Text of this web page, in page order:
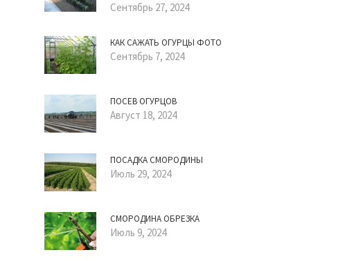
Сентябрь 27, 2024
КАК САЖАТЬ ОГУРЦЫ ФОТО
Сентябрь 7, 2024
ПОСЕВ ОГУРЦОВ
Август 18, 2024
ПОСАДКА СМОРОДИНЫ
Июль 29, 2024
СМОРОДИНА ОБРЕЗКА
Июль 9, 2024